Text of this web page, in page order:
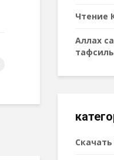
Чтение
Аллах